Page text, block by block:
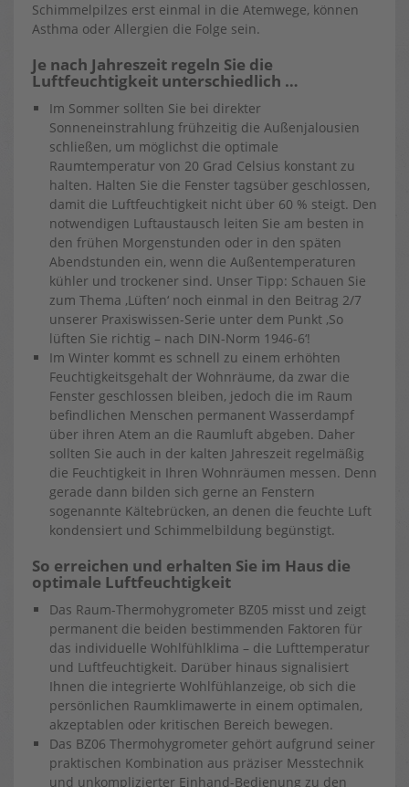
Schimmelpilzes erst einmal in die Atemwege, können
Asthma oder Allergien die Folge sein.
Je nach Jahreszeit regeln Sie die
Luftfeuchtigkeit unterschiedlich …
Im Sommer sollten Sie bei direkter
Sonneneinstrahlung frühzeitig die Außenjalousien
schließen, um möglichst die optimale
Raumtemperatur von 20 Grad Celsius konstant zu
halten. Halten Sie die Fenster tagsüber geschlossen,
damit die Luftfeuchtigkeit nicht über 60 % steigt. Den
notwendigen Luftaustausch leiten Sie am besten in
den frühen Morgenstunden oder in den späten
Abendstunden ein, wenn die Außentemperaturen
kühler und trockener sind. Unser Tipp: Schauen Sie
zum Thema ‚Lüften‘ noch einmal in den Beitrag 2/7
unserer Praxiswissen-Serie unter dem Punkt ‚So
lüften Sie richtig – nach DIN-Norm 1946-6‘!
Im Winter kommt es schnell zu einem erhöhten
Feuchtigkeitsgehalt der Wohnräume, da zwar die
Fenster geschlossen bleiben, jedoch die im Raum
befindlichen Menschen permanent Wasserdampf
über ihren Atem an die Raumluft abgeben. Daher
sollten Sie auch in der kalten Jahreszeit regelmäßig
die Feuchtigkeit in Ihren Wohnräumen messen. Denn
gerade dann bilden sich gerne an Fenstern
sogenannte Kältebrücken, an denen die feuchte Luft
kondensiert und Schimmelbildung begünstigt.
So erreichen und erhalten Sie im Haus die
optimale Luftfeuchtigkeit
Das Raum-Thermohygrometer BZ05 misst und zeigt
permanent die beiden bestimmenden Faktoren für
das individuelle Wohlfühlklima – die Lufttemperatur
und Luftfeuchtigkeit. Darüber hinaus signalisiert
Ihnen die integrierte Wohlfühlanzeige, ob sich die
persönlichen Raumklimawerte in einem optimalen,
akzeptablen oder kritischen Bereich bewegen.
Das BZ06 Thermohygrometer gehört aufgrund seiner
praktischen Kombination aus präziser Messtechnik
und unkomplizierter Einhand-Bedienung zu den